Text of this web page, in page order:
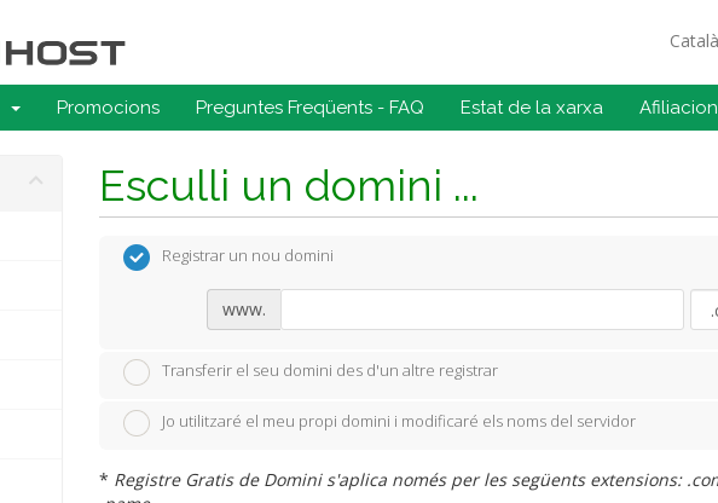
Català
Promocions Preguntes Freqüents - FAQ Estat de la xarxa
Esculli un domini ...
Registrar un nou domini
www.
Transferir el seu domini des d'un altre registrar
Jo utilitzaré el meu propi domini i modificaré els noms del servidor
* Registre Gratis de Domini s'aplica només per les següents extensions: